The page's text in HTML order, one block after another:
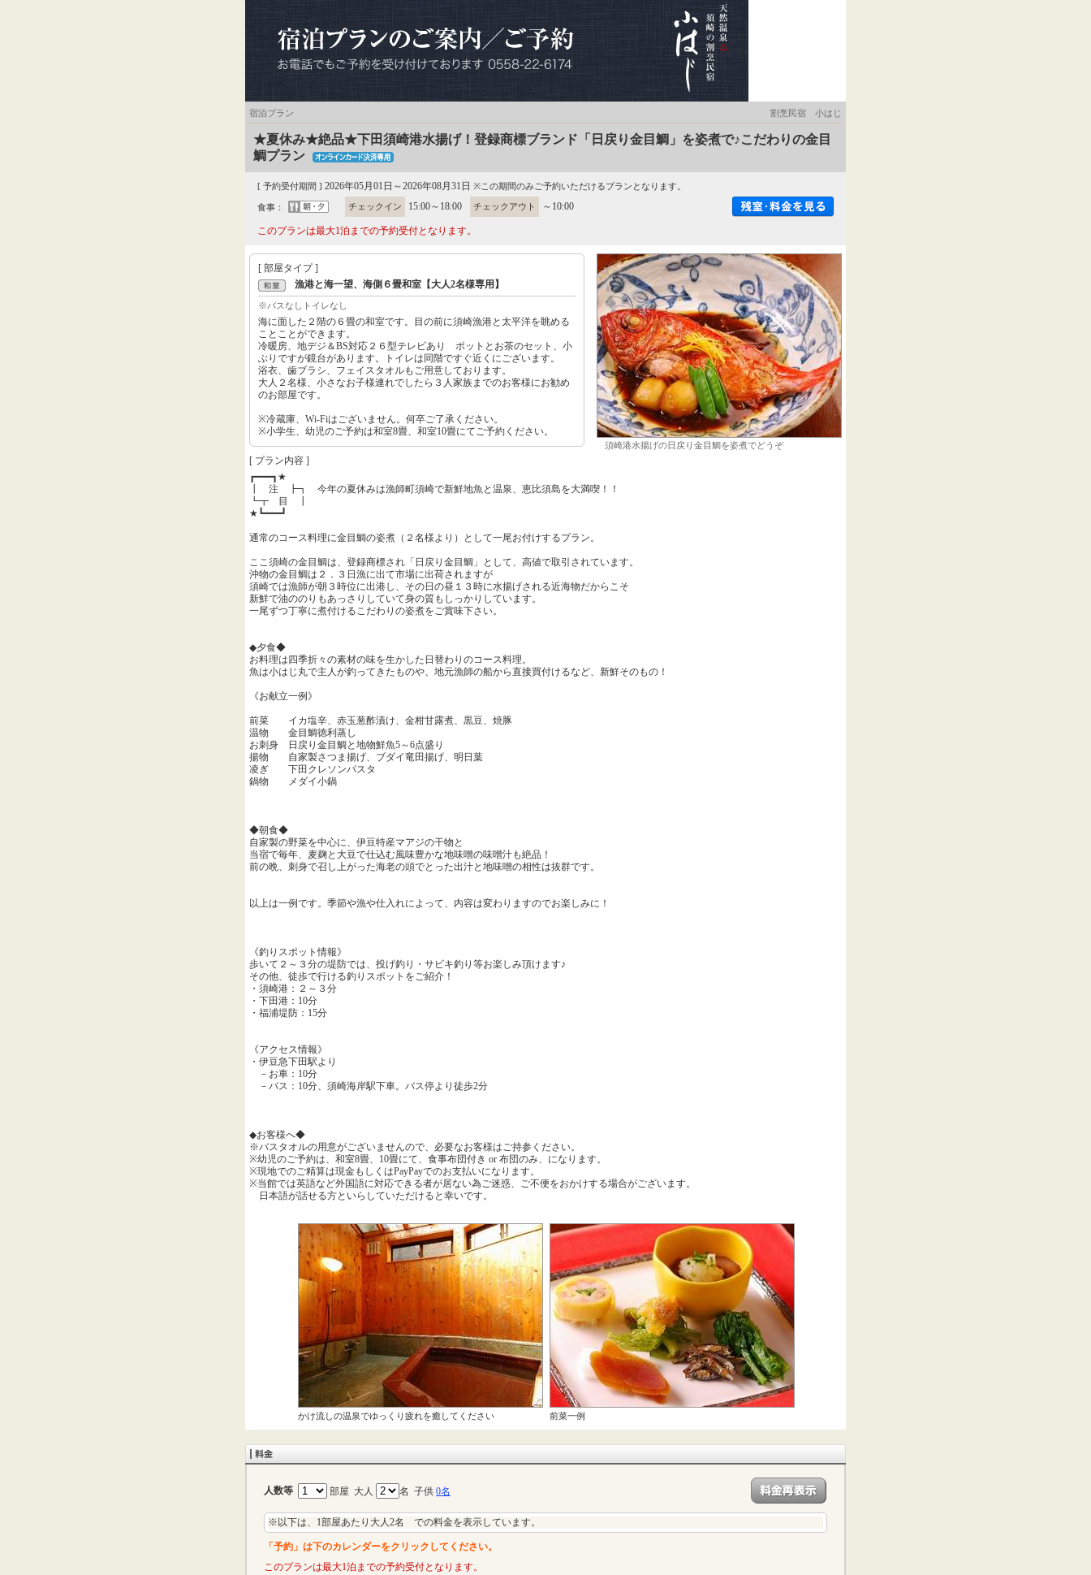
宿泊プラン 割烹民宿 小はじ
★夏休み★絶品★下田須崎港水揚げ！登録商標ブランド「日戻り金目鯛」を姿煮で♪こだわりの金目
鯛プラン
[ 予約受付期間 ] 2026年05月01日～2026年08月31日 ※この期間のみご予約いただけるプランとなります。
食事： チェックイン 15:00～18:00 チェックアウト ～10:00
このプランは最大1泊までの予約受付となります。
[ 部屋タイプ ]
漁港と海一望、海側６畳和室【大人2名様専用】
※バスなしトイレなし
海に面した２階の６畳の和室です。目の前に須崎漁港と太平洋を眺める
ことことができます。
冷暖房、地デジ＆BS対応２６型テレビあり ポットとお茶のセット、小
ぶりですが鏡台があります。トイレは同階ですぐ近くにございます。
浴衣、歯ブラシ、フェイスタオルもご用意しております。
大人２名様、小さなお子様連れでしたら３人家族までのお客様にお勧め
のお部屋です。
※冷蔵庫、Wi-Fiはございません。何卒ご了承ください。
※小学生、幼児のご予約は和室8畳、和室10畳にてご予約ください。
須崎港水揚げの日戻り金目鯛を姿煮でどうぞ
[ プラン内容 ]
┏━━━┓★
┃ 注 ┣┓ 今年の夏休みは漁師町須崎で新鮮地魚と温泉、恵比須島を大満喫！！
┗┳ 目 ┃
★┗━━━┛
通常のコース料理に金目鯛の姿煮（２名様より）として一尾お付けするプラン。
ここ須崎の金目鯛は、登録商標され「日戻り金目鯛」として、高値で取引されています。
沖物の金目鯛は２．３日漁に出て市場に出荷されますが
須崎では漁師が朝３時位に出港し、その日の昼１３時に水揚げされる近海物だからこそ
新鮮で油ののりもあっさりしていて身の質もしっかりしています。
一尾ずつ丁寧に煮付けるこだわりの姿煮をご賞味下さい。
◆夕食◆
お料理は四季折々の素材の味を生かした日替わりのコース料理。
魚は小はじ丸で主人が釣ってきたものや、地元漁師の船から直接買付けるなど、新鮮そのもの！
《お献立一例》
前菜 イカ塩辛、赤玉葱酢漬け、金柑甘露煮、黒豆、焼豚
温物 金目鯛徳利蒸し
お刺身 日戻り金目鯛と地物鮮魚5～6点盛り
揚物 自家製さつま揚げ、ブダイ竜田揚げ、明日葉
凌ぎ 下田クレソンパスタ
鍋物 メダイ小鍋
◆朝食◆
自家製の野菜を中心に、伊豆特産マアジの干物と
当宿で毎年、麦麹と大豆で仕込む風味豊かな地味噌の味噌汁も絶品！
前の晩、刺身で召し上がった海老の頭でとった出汁と地味噌の相性は抜群です。
以上は一例です。季節や漁や仕入れによって、内容は変わりますのでお楽しみに！
《釣りスポット情報》
歩いて２～３分の堤防では、投げ釣り・サビキ釣り等お楽しみ頂けます♪
その他、徒歩で行ける釣りスポットをご紹介！
・須崎港：２～３分
・下田港：10分
・福浦堤防：15分
《アクセス情報》
・伊豆急下田駅より
－お車：10分
－バス：10分、須崎海岸駅下車。バス停より徒歩2分
◆お客様へ◆
※バスタオルの用意がございませんので、必要なお客様はご持参ください。
※幼児のご予約は、和室8畳、10畳にて、食事布団付き or 布団のみ、になります。
※現地でのご精算は現金もしくはPayPayでのお支払いになります。
※当館では英語など外国語に対応できる者が居ない為ご迷惑、ご不便をおかけする場合がございます。
日本語が話せる方といらしていただけると幸いです。
かけ流しの温泉でゆっくり疲れを癒してください 前菜一例
人数等 部屋 大人 名 子供 0名
※以下は、1部屋あたり大人2名 での料金を表示しています。
「予約」は下のカレンダーをクリックしてください。
このプランは最大1泊までの予約受付となります。